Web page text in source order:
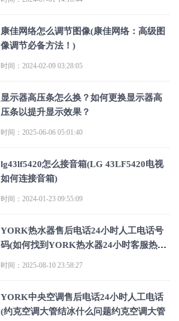
康佳网络怎么调节图像(康佳网络：高级图
像调节必备方法！)
时间：2024-02-09 03:28:05
显示器高压条怎么换？如何更换显示器高
压条以提升显示效果？
时间：2025-06-06 05:01:40
lg43lf5420怎么接音箱(LG 43LF5420电视
如何连接音箱)
时间：2024-01-23 09:55:09
YORK热水器售后电话24小时人工电话号
码(如何找到YORK热水器24小时客服热线
进行
时间：2025-08-10 23:58:27
YORK中央空调售后电话24小时人工电话
(约克空调大管结冰什么问题约克空调大管